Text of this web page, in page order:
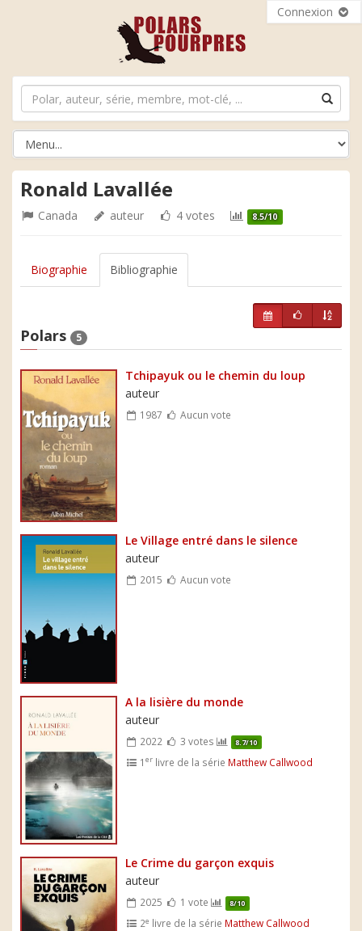
Connexion
Ronald Lavallée
Canada auteur 4 votes 8.5/10
Biographie Bibliographie
Polars 5
Tchipayuk ou le chemin du loup
auteur
1987 Aucun vote
Le Village entré dans le silence
auteur
2015 Aucun vote
A la lisière du monde
auteur
2022 3 votes 8.7/10
1er livre de la série Matthew Callwood
Le Crime du garçon exquis
auteur
2025 1 vote 8/10
2e livre de la série Matthew Callwood